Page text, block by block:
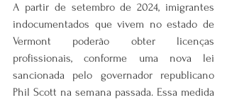
A partir de setembro de 2024, imigrantes
indocumentados que vivem no estado de
Vermont poderão obter licenças
profissionais, conforme uma nova lei
sancionada pelo governador republicano
Phil Scott na semana passada. Essa medida